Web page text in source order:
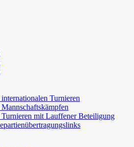
Turnieren
mit Lauffener Beteiligung